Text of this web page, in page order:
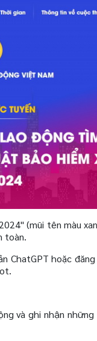
(mũi tên màu
toàn.
ChatGPT hoặc
và ghi nhận